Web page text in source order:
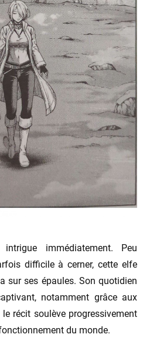
immédiatement. Peu
difficile à cerner, cette elfe
sur ses épaules. Son quotidien
notamment grâce aux
récit soulève progressivement
du monde.